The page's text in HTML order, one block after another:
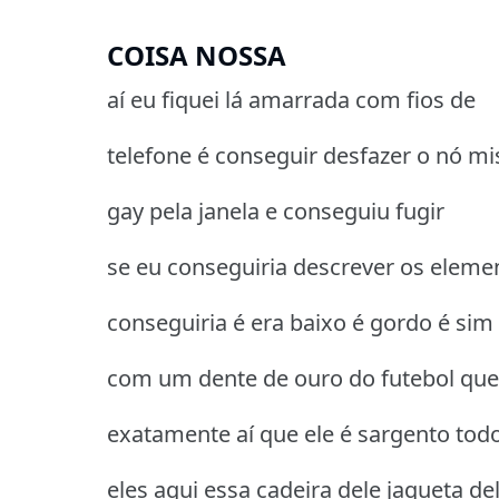
COISA NOSSA
aí eu fiquei lá amarrada com fios de
telefone é conseguir desfazer o nó
gay pela janela e conseguiu fugir
se eu conseguiria descrever os
conseguiria é era baixo é gordo é sim
com um dente de ouro do futebol
exatamente aí que ele é sargento
eles aqui essa cadeira dele jaqueta